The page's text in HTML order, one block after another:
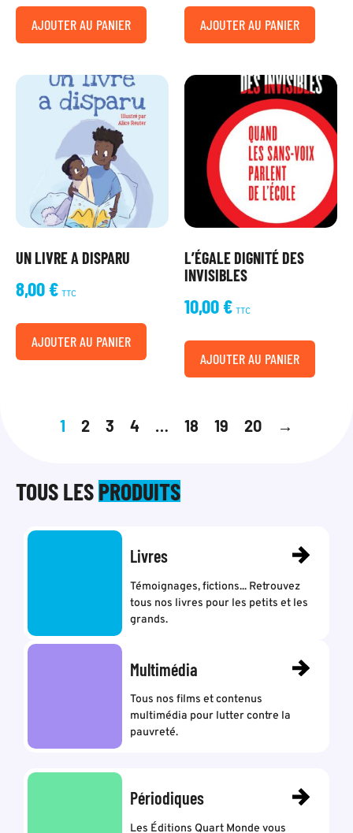
AJOUTER AU PANIER AJOUTER AU PANIER
UN LIVRE A DISPARU
8,00€ TTC
AJOUTER AU PANIER
L’ÉGALE DIGNITÉ DES
INVISIBLES
10,00€ TTC
AJOUTER AU PANIER
1 2 3 4 … 18 19 20 →
TOUS LESPRODUITS
Livres
Témoignages, fictions... Retrouvez
tous nos livres pour les petits et les
grands.
Multimédia
Tous nos films et contenus
multimédia pour lutter contre la
pauvreté.
Périodiques
Les Éditions Quart Monde vous